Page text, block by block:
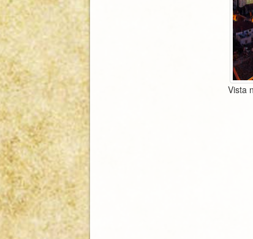
Vista